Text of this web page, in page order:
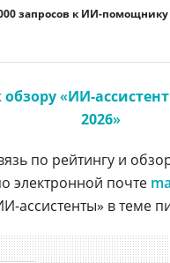
запросов к ИИ-помощнику
«ИИ-
2026»
по рейтингу и
электронной почте
ассистенты» в теме